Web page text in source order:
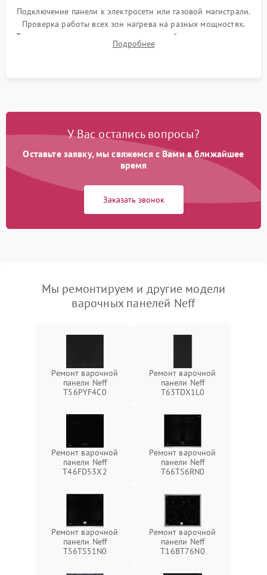
Подключение панели к электросети или газовой магистрали.
Проверка работы всех зон нагрева на разных мощностях.
Тестирование сенсорного управления, таймера, индикаторов
остаточного тепла и систем защиты от перегрева.
Подробнее
У Вас остались вопросы?
Оставьте заявку, мы свяжемся с Вами в ближайшее
время
Заказать звонок
Мы ремонтируем и другие модели
варочных панелей Neff
Ремонт варочной
панели Neff
T56PYF4C0
Ремонт варочной
панели Neff
T63TDX1L0
Ремонт варочной
панели Neff
T46FD53X2
Ремонт варочной
панели Neff
T66TS6RN0
Ремонт варочной
панели Neff
T56TS51N0
Ремонт варочной
панели Neff
T16BT76N0